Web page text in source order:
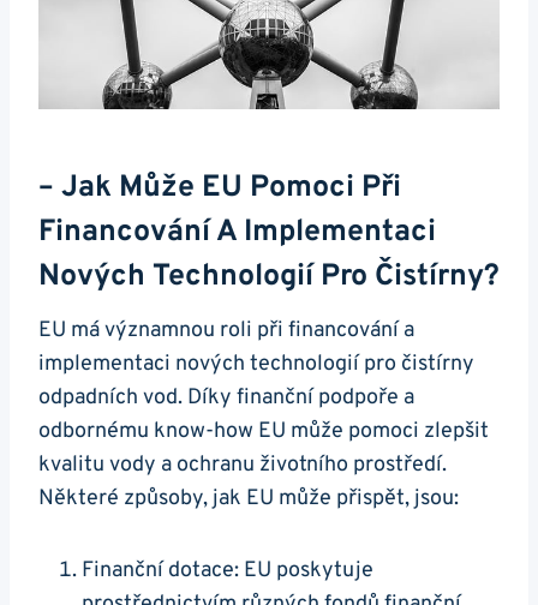
– Jak Může EU Pomoci Při
Financování A Implementaci
Nových Technologií Pro Čistírny?
EU má významnou roli při financování a
implementaci nových technologií pro čistírny
odpadních vod. Díky finanční podpoře a
odbornému know-how EU může pomoci zlepšit
kvalitu vody a ochranu životního prostředí.
Některé způsoby, jak EU může přispět, jsou:
Finanční dotace: EU poskytuje